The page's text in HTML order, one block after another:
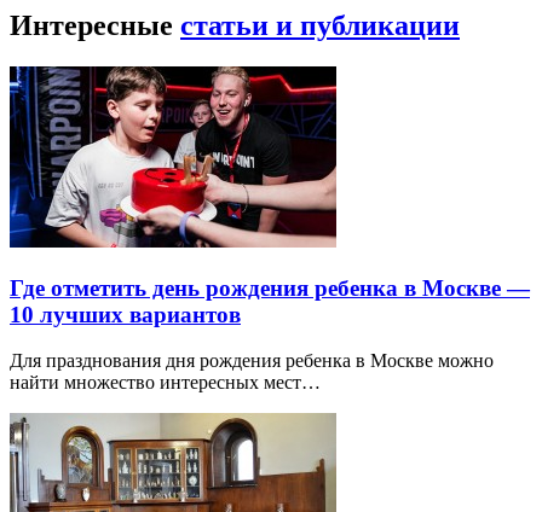
Интересные статьи и публикации
Где отметить день рождения ребенка в Москве —
10 лучших вариантов
Для празднования дня рождения ребенка в Москве можно
найти множество интересных мест…